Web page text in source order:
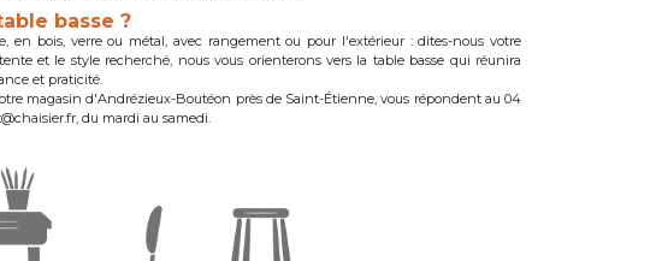
basse ?
en bois, verre ou métal, avec rangement ou pour l'extérieur : dites-nous votre
et le style recherché, nous vous orienterons vers la table basse qui réunira
et praticité.
magasin d'Andrézieux-Boutéon près de Saint-Étienne, vous répondent au 04
du mardi au samedi.